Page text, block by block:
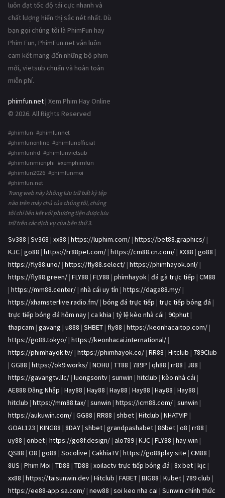
luôn đạt tốc độ tải cực nhanh và
chất lượng hiển thị sắc nét nhất. Dù
bạn gọi chúng tôi là PhimFun hay
Phim Fun, PhimFun.net vẫn luôn
cam kết mang đến những bộ phim
mới, vietsub chuẩn và hoàn toàn
miễn phí.
phimfun.net | Xem Phim Hay Online
© 2026. All Rights Reserved
#phimfun #phimfunnet
#phimfunonline #phimfunofficial
#phimfunhd #phimfunvietsub
#phimfunmienphi #xemphimfun
#phimfun2026 #phimfunmoi
#phimfun.net
Trang web này không lưu trữ bất kỳ tệp
nào trên máy chủ của chúng tôi, chúng
tôi chỉ liên kết với phương tiện được lưu
trữ trên các dịch vụ của bên thứ 3.
Sv388 | Sv368 | xx88 | https://luphim.com/ | https://bet88.graphics/ |
KJC | go88 | https://rr88pet.com/ | https://cm88.cn.com/ | XX88 | go88 |
https://fly88.uno/ | https://fly88.select/ | https://phimhayok.onl/ |
https://fly88.green/ | FLY88 | FLY88 | phimhayok | đá gà trực tiếp | CM88
| https://mm88.center/ | nhà cái uy tín | https://daga88.my/ |
https://xhamsterlive.radio.fm/ | bóng đá trực tiếp | trực tiếp bóng đá |
trực tiếp bóng đá hôm nay | ca khia | tỷ lệ kèo nhà cái | 90phut |
thapcam | gavang | u888 | SHBET | fly88 | https://keonhacaitop.com/ |
https://go88.tokyo/ | https://keonhacai.international/ |
https://phimhayok.tv/ | https://phimhayok.co/ | RR88 | Hitclub | 789Club
| GG88 | https://ok9.works/ | NOHU | TT88 | 789P | qh88 | rr88 | J88 |
https://gavangtv.llc/ | luongsontv | sunwin | hitclub | kèo nhà cái |
AE888 Đăng Nhập | Hay88 | Hay88 | Hay88 | Hay88 | Hay88 | Hay88 |
hitclub | https://mm88.tax/ | sunwin | https://icm88.com/ | sunwin |
https://aukuwin.com/ | GG88 | RR88 | shbet | Hitclub | NHATVIP |
GOAL123 | KING88 | 8DAY | shbet | grandpashabet | 86bet | o8 | rr88 |
uy88 | onbet | https://go8f.design/ | alo789 | KJC | FLY88 | hay.win |
QS88 | O8 | go88 | Socolive | CakhiaTV | https://go88play.site | CM88 |
8US | Phim Moi | TD88 | TD88 | xoilactv trực tiếp bóng đá | 8x bet | kjc |
xx88 | https://taisunwin.dev | Hitclub | FABET | BIG88 | Kubet | 789 club |
https://ee88-app.sa.com/ | new88 | soi keo nha cai | Sunwin chính thức